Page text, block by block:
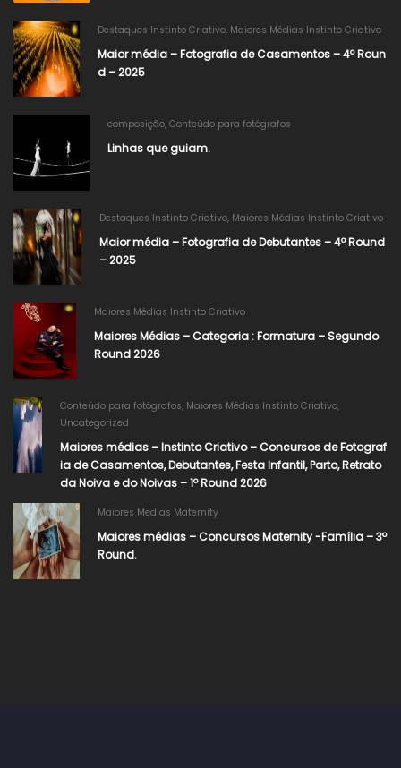
Destaques Instinto Criativo, Maiores Médias Instinto Criativo
Maior média – Fotografia de Casamentos – 4º Roun
d – 2025
composição, Conteúdo para fotógrafos
Linhas que guiam.
Destaques Instinto Criativo, Maiores Médias Instinto Criativo
Maior média – Fotografia de Debutantes – 4º Round
– 2025
Maiores Médias Instinto Criativo
Maiores Médias – Categoria : Formatura – Segundo
Round 2026
Conteúdo para fotógrafos, Maiores Médias Instinto Criativo,
Uncategorized
Maiores médias – Instinto Criativo – Concursos de Fotograf
ia de Casamentos, Debutantes, Festa Infantil, Parto, Retrato
da Noiva e do Noivas – 1º Round 2026
Maiores Medias Maternity
Maiores médias – Concursos Maternity -Família – 3º
Round.